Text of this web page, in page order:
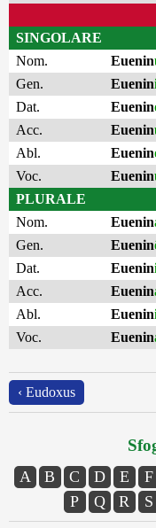
SINGOLARE
Nom.
Euenin
Gen.
Euenin
Dat.
Euenin
Acc.
Euenin
Abl.
Euenin
Voc.
Euenin
PLURALE
Nom.
Euenin
Gen.
Euenin
Dat.
Euenin
Acc.
Euenin
Abl.
Euenin
Voc.
Euenin
‹ Eudoxus
A B C D E F
P
Q R S